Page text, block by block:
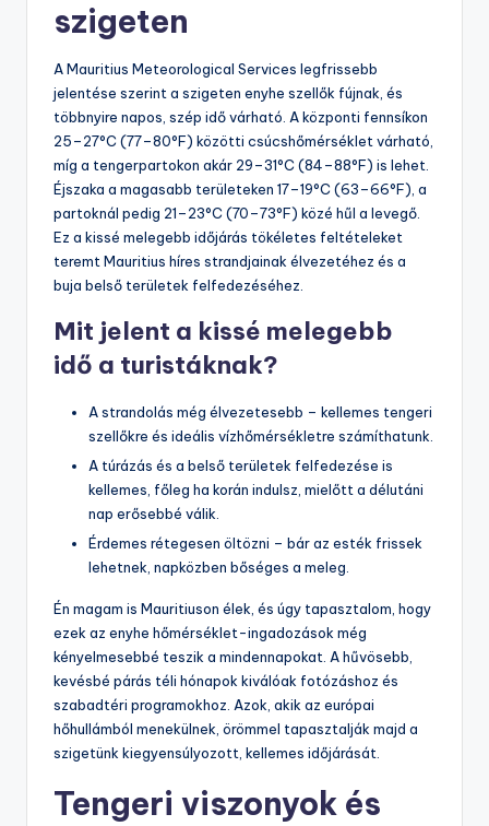
szigeten
A Mauritius Meteorological Services legfrissebb
jelentése szerint a szigeten enyhe szellők fújnak, és
többnyire napos, szép idő várható. A központi fennsíkon
25–27°C (77–80°F) közötti csúcshőmérséklet várható,
míg a tengerpartokon akár 29–31°C (84–88°F) is lehet.
Éjszaka a magasabb területeken 17–19°C (63–66°F), a
partoknál pedig 21–23°C (70–73°F) közé hűl a levegő.
Ez a kissé melegebb időjárás tökéletes feltételeket
teremt Mauritius híres strandjainak élvezetéhez és a
buja belső területek felfedezéséhez.
Mit jelent a kissé melegebb
idő a turistáknak?
A strandolás még élvezetesebb – kellemes tengeri
szellőkre és ideális vízhőmérsékletre számíthatunk.
A túrázás és a belső területek felfedezése is
kellemes, főleg ha korán indulsz, mielőtt a délutáni
nap erősebbé válik.
Érdemes rétegesen öltözni – bár az esték frissek
lehetnek, napközben bőséges a meleg.
Én magam is Mauritiuson élek, és úgy tapasztalom, hogy
ezek az enyhe hőmérséklet-ingadozások még
kényelmesebbé teszik a mindennapokat. A hűvösebb,
kevésbé párás téli hónapok kiválóak fotózáshoz és
szabadtéri programokhoz. Azok, akik az európai
hőhullámból menekülnek, örömmel tapasztalják majd a
szigetünk kiegyensúlyozott, kellemes időjárását.
Tengeri viszonyok és